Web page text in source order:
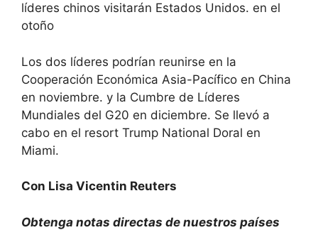
líderes chinos visitarán Estados Unidos. en el
otoño
Los dos líderes podrían reunirse en la
Cooperación Económica Asia-Pacífico en China
en noviembre. y la Cumbre de Líderes
Mundiales del G20 en diciembre. Se llevó a
cabo en el resort Trump National Doral en
Miami.
Con Lisa Vicentin Reuters
Obtenga notas directas de nuestros países